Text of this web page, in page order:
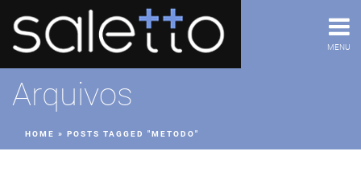
MENU
Arquivos
HOME » POSTS TAGGED "METODO"